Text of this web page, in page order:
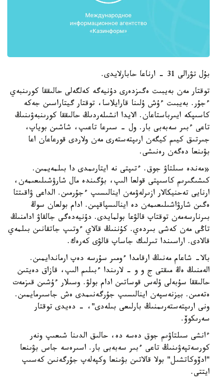
بۇل تۋرالى 31 - ارناعا حابارلايدى.
توقتار مەن بەيبىت ەگىزدەرى دۇنيەگە كەلگەلى حالىققا كورىنبەي
ءجۇر. بەيبىت ءۇش ۇلىنا قارايلاسا، توقتار گيتاراسىن جەكە
كاسىپكە ايىرباستاعان. الايدا انشىلەردىڭ حالىققا كورىنبەۋىنىڭ
تاعى ءبىر سەبەبى بار. ول - سىرعا تاعىپ، شاشىن بوياپ،
جىرتىق كيىم كيگەن ارىپتەستەرى مەن ولاردى قورعاعان اعا
بۋىنعا دەگەن رەنىشى.
«مەندە سىلتاۋ جوق. ءتىپتى نە ايتارىمدى دا بىلمەيمىن.
كىشىگىرىم كاسىپتى قولعا الىپ، بۇگىندە مال شارۋشىلىعىمەن،
ارنايى تەحنيكالار ازىرلەۋمەن اينالىسىپ ءجۇرمىن. الداعى ۋاقىتتا
ەگىن شارۋاشىلىعىمەن دە اينالىسپاقپىن. ادام بولعان سوڭ
بىرنارسەمەن توقتاپ قالۋعا بولمايدى. دۇنيەدەگى جالقاۋ ادامنىڭ
تاڭى مەن كەشى بىردەي. كۇننىڭ قالاي ءوتىپ جاتقانىن بىلمەي
قالادى. اراسىندا تىرلىك جاساپ قالۋى كەرەك.
بالا- شاعام مەنىڭ ارقامدا ءومىر سۇرسە دەپ ارماندايمىن.
الەمنىڭ ەڭ مىقتى ج و و - لارىندا ءبىلىم الىپ، قازاق دەيتىن
حالىققا سۇبەلى ۇلەس قوساتىن ادام بولۋ. وسىلار ءۇشىن قىزمەت
ەتەمىن. بيزنەسپەن اينالىسىپ جۇرگەنىمدى ەش جاسىرمايمىن.
ونى ارىپتەستەرىمنىڭ بارلىعى بىلەدى"، - دەيدى توقتار
سەرىكوۆ.
ءانشى سىلتاۋىم جوق دەسە دە، حالىق الدىنا شىعىپ ونەر
كورسەتپەۋىنىڭ تاعى ءبىر سەبەبى بار. اسىرەسە جاس بۋىنعا
"ادۆوكاتشىل" بولا قالاتىن بۋىنعا وكپەلەپ جۇرگەنىن كەسىپ
ايتتى.